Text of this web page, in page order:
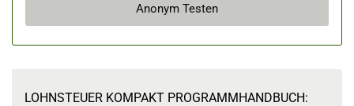
Anonym Testen
LOHNSTEUER KOMPAKT PROGRAMMHANDBUCH: